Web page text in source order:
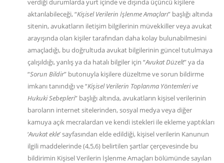
verdiği durumlarda yurt içinde ve dışında üçüncü kişilere
aktarılabileceği, “Kişisel Verilerin İşlenme Amaçları” başlığı altında
sitenin, avukatların iletişim bilgilerinin müvekkiller veya avukat
arayışında olan kişiler tarafından daha kolay bulunabilmesini
amaçladığı, bu doğrultuda avukat bilgilerinin güncel tutulmaya
çalışıldığı, yanlış ya da hatalı bilgiler için “Avukat Düzelt” ya da
“Sorun Bildir” butonuyla kişilere düzeltme ve sorun bildirme
imkanı tanındığı ve “Kişisel Verilerin Toplanma Yöntemleri ve
Hukuki Sebepleri” başlığı altında, avukatların kişisel verilerinin
baroların internet sitelerinden, sosyal medya veya diğer
kamuya açık mecralardan ve kendi istekleri ile ekleme yaptıkları
‘Avukat ekle’ sayfasından elde edildiği, kişisel verilerin Kanunun
ilgili maddelerinde (4,5,6) belirtilen şartlar çerçevesinde bu
bildirimin Kişisel Verilerin İşlenme Amaçları bölümünde sayılan